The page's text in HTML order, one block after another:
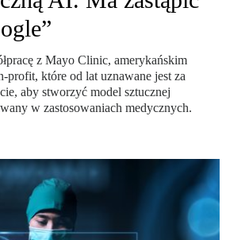
z Mayo Clinic, amerykańskim
profit, które od lat uznawane jest za
aby stworzyć model sztucznej
w zastosowaniach medycznych.